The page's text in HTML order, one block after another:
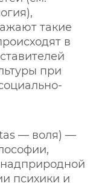
такие
в
при
— воля) —
психики и